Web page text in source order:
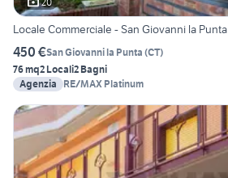
Locale Commerciale - San Giovanni la Punta
450 €San Giovanni la Punta (CT)
76 mq2 Locali2 Bagni
Agenzia
RE/MAX Platinum